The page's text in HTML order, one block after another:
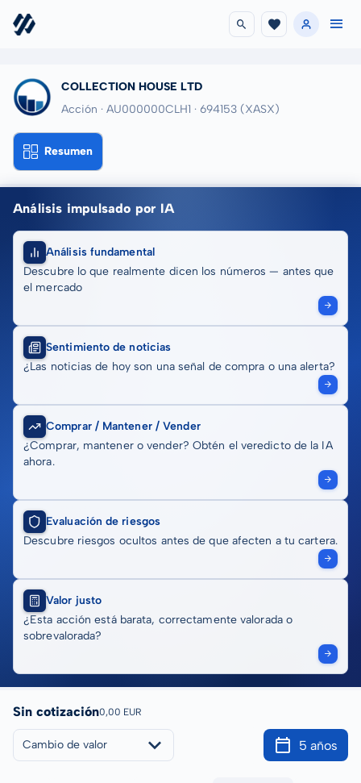
COLLECTION HOUSE LTD
Acción · AU000000CLH1 · 694153 (XASX)
Resumen
Análisis impulsado por IA
Análisis fundamental
Descubre lo que realmente dicen los números — antes que
el mercado
Sentimiento de noticias
¿Las noticias de hoy son una señal de compra o una alerta?
Comprar / Mantener / Vender
¿Comprar, mantener o vender? Obtén el veredicto de la IA
ahora.
Evaluación de riesgos
Descubre riesgos ocultos antes de que afecten a tu cartera.
Valor justo
¿Esta acción está barata, correctamente valorada o
sobrevalorada?
Sin cotización0,00 EUR
Cambio de valor 5 años